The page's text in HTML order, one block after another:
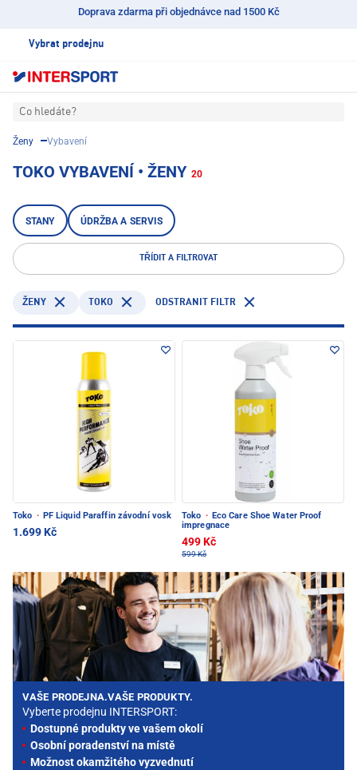
Doprava zdarma při objednávce nad 1500 Kč
Vybrat prodejnu
Co hledáte?
Ženy Vybavení
TOKO VYBAVENÍ • ŽENY 20
STANY ÚDRŽBA A SERVIS
TŘÍDIT A FILTROVAT
ŽENY TOKO ODSTRANIT FILTR
Toko · PF Liquid Paraffin závodní vosk
1.699 Kč
Toko · Eco Care Shoe Water Proof
impregnace
499 Kč
599 Kč
VAŠE PRODEJNA.VAŠE PRODUKTY.
Vyberte prodejnu INTERSPORT:
Dostupné produkty ve vašem okolí
Osobní poradenství na místě
Možnost okamžitého vyzvednutí